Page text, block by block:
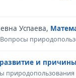
Успаева,
Вопросы
развитие и
природопользования